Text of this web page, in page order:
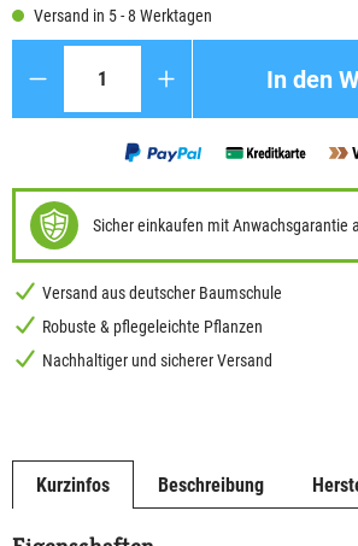
Versand in 5 - 8 Werktagen
In den
Sicher einkaufen mit Anwachsgarantie
Versand aus deutscher Baumschule
Robuste & pflegeleichte Pflanzen
Nachhaltiger und sicherer Versand
Kurzinfos Beschreibung